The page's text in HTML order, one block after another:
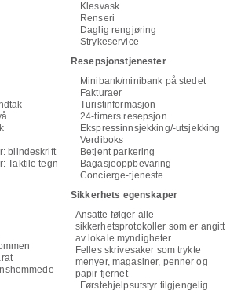
blindeskrift
Taktile tegn
Klesvask
Renseri
Daglig rengjøring
Strykeservice
Resepsjonstjenester
Minibank/minibank på stedet
Fakturaer
Turistinformasjon
24-timers resepsjon
Ekspressinnsjekking/-utsjekking
Verdiboks
Betjent parkering
Bagasjeoppbevaring
Concierge-tjeneste
Sikkerhets egenskaper
Ansatte følger alle
sikkerhetsprotokoller som er angitt
av lokale myndigheter.
Felles skrivesaker som trykte
menyer, magasiner, penner og
papir fjernet
Førstehjelpsutstyr tilgjengelig